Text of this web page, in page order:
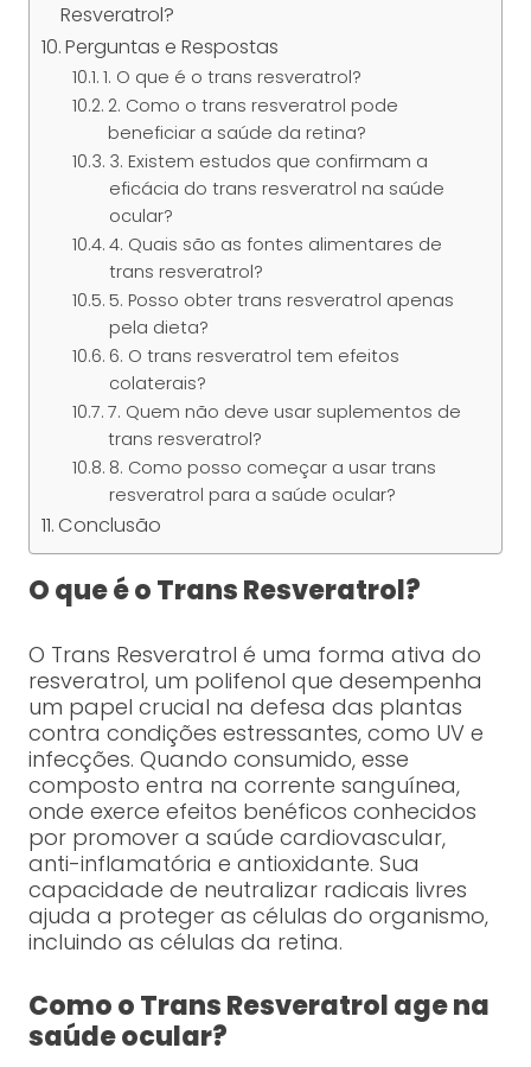
Resveratrol?
Perguntas e Respostas
1. O que é o trans resveratrol?
2. Como o trans resveratrol pode
beneficiar a saúde da retina?
3. Existem estudos que confirmam a
eficácia do trans resveratrol na saúde
ocular?
4. Quais são as fontes alimentares de
trans resveratrol?
5. Posso obter trans resveratrol apenas
pela dieta?
6. O trans resveratrol tem efeitos
colaterais?
7. Quem não deve usar suplementos de
trans resveratrol?
8. Como posso começar a usar trans
resveratrol para a saúde ocular?
Conclusão
O que é o Trans Resveratrol?
O Trans Resveratrol é uma forma ativa do
resveratrol, um polifenol que desempenha
um papel crucial na defesa das plantas
contra condições estressantes, como UV e
infecções. Quando consumido, esse
composto entra na corrente sanguínea,
onde exerce efeitos benéficos conhecidos
por promover a saúde cardiovascular,
anti-inflamatória e antioxidante. Sua
capacidade de neutralizar radicais livres
ajuda a proteger as células do organismo,
incluindo as células da retina.
Como o Trans Resveratrol age na
saúde ocular?